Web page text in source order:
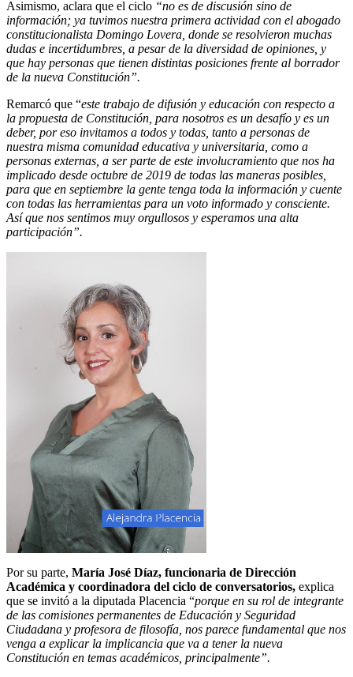
Asimismo, aclara que el ciclo “no es de discusión sino de
información; ya tuvimos nuestra primera actividad con el abogado
constitucionalista Domingo Lovera, donde se resolvieron muchas
dudas e incertidumbres, a pesar de la diversidad de opiniones, y
que hay personas que tienen distintas posiciones frente al borrador
de la nueva Constitución”.
Remarcó que “este trabajo de difusión y educación con respecto a
la propuesta de Constitución, para nosotros es un desafío y es un
deber, por eso invitamos a todos y todas, tanto a personas de
nuestra misma comunidad educativa y universitaria, como a
personas externas, a ser parte de este involucramiento que nos ha
implicado desde octubre de 2019 de todas las maneras posibles,
para que en septiembre la gente tenga toda la información y cuente
con todas las herramientas para un voto informado y consciente.
Así que nos sentimos muy orgullosos y esperamos una alta
participación”.
Por su parte, María José Díaz, funcionaria de Dirección
Académica y coordinadora del ciclo de conversatorios, explica
que se invitó a la diputada Placencia “porque en su rol de integrante
de las comisiones permanentes de Educación y Seguridad
Ciudadana y profesora de filosofía, nos parece fundamental que nos
venga a explicar la implicancia que va a tener la nueva
Constitución en temas académicos, principalmente”.